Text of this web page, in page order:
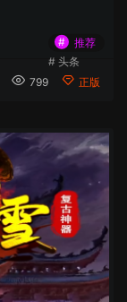
#
推荐
# 头条
799 正版